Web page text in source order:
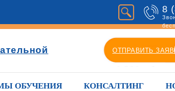
8
ОТПРАВИТЬ
ОБУЧЕНИЯ КОНСАЛТИНГ